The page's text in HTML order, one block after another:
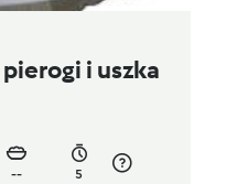
i uszka
-- 5